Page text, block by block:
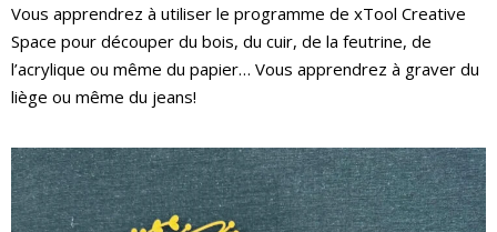
Vous apprendrez à utiliser le programme de xTool Creative
Space pour découper du bois, du cuir, de la feutrine, de
l’acrylique ou même du papier… Vous apprendrez à graver du
liège ou même du jeans!